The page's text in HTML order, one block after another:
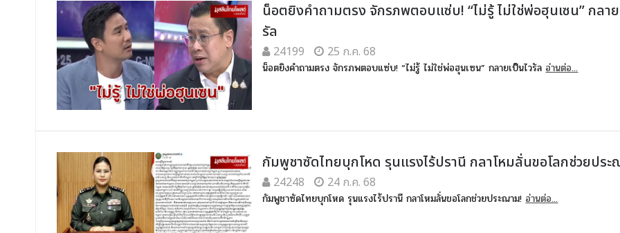
น็อตยิงคำถามตรง จักรภพตอบแซ่บ! “ไม่รู้ ไม่ใช่พ่อฮุนเซน” กลาย
รัล
24199 25 ก.ค. 68
น็อตยิงคำถามตรง จักรภพตอบแซ่บ! “ไม่รู้ ไม่ใช่พ่อฮุนเซน” กลายเป็นไวรัล อ่านต่อ...
กัมพูชาซัดไทยบุกโหด รุนแรงไร้ปรานี กลาโหมลั่นขอโลกช่วยประ
24248 24 ก.ค. 68
กัมพูชาซัดไทยบุกโหด รุนแรงไร้ปรานี กลาโหมลั่นขอโลกช่วยประณาม! อ่านต่อ...